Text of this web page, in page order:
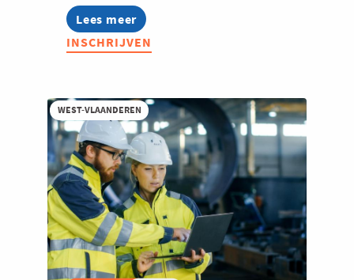
Lees meer
about
Lerend
Netwerk
INSCHRIJVEN
WEST-VLAANDEREN
Supply Chain
Welzijn en gezondheidszorg